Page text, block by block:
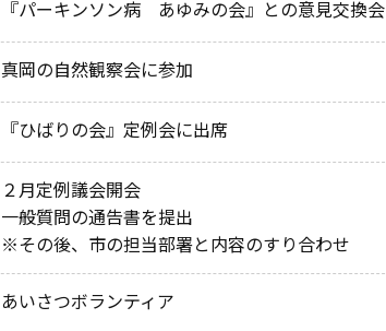
『パーキンソン病 あゆみの会』との意見交換会
真岡の自然観察会に参加
『ひばりの会』定例会に出席
２月定例議会開会
一般質問の通告書を提出
※その後、市の担当部署と内容のすり合わせ
あいさつボランティア